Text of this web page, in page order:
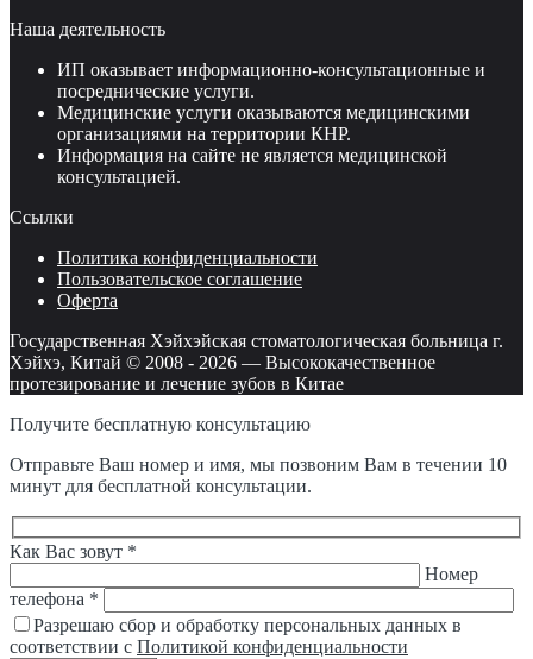
Наша деятельность
ИП оказывает информационно-консультационные и
посреднические услуги.
Медицинские услуги оказываются медицинскими
организациями на территории КНР.
Информация на сайте не является медицинской
консультацией.
Ссылки
Политика конфиденциальности
Пользовательское соглашение
Оферта
Государственная Хэйхэйская стоматологическая больница г.
Хэйхэ, Китай © 2008 - 2026 — Высококачественное
протезирование и лечение зубов в Китае
Получите бесплатную консультацию
Отправьте Ваш номер и имя, мы позвоним Вам в течении 10
минут для бесплатной консультации.
Оставьте
поле
пустым.
Как Вас зовут *
Номер
телефона *
Разрешаю сбор и обработку персональных данных в
соответствии с Политикой конфиденциальности